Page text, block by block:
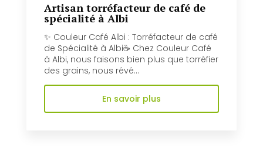
Artisan torréfacteur de café de
spécialité à Albi
✨ Couleur Café Albi : Torréfacteur de café
de Spécialité à Albi☕️ Chez Couleur Café
à Albi, nous faisons bien plus que torréfier
des grains, nous révé...
En savoir plus